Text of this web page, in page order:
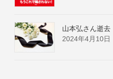
山本弘さん逝去
2024年4月10日